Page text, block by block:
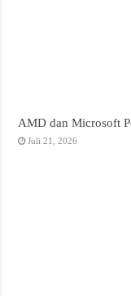
AMD dan Microsoft
Juli 21, 2026